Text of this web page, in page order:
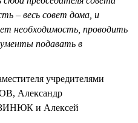
– весь совет дома, и
необходимость, проводить
подавать в
учредителями
Александр
и Алексей